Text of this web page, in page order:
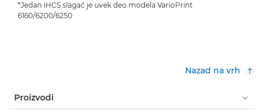
*Jedan iHCS slagač je uvek deo modela VarioPrint
6160/6200/6250
Nazad na vrh
Proizvodi